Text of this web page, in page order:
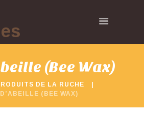
(Bee Wax)
DE LA RUCHE
(BEE WAX)